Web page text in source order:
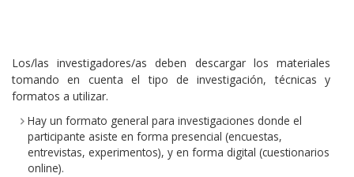
Los/las investigadores/as deben descargar los materiales
tomando en cuenta el tipo de investigación, técnicas y
formatos a utilizar.
Hay un formato general para investigaciones donde el
participante asiste en forma presencial (encuestas,
entrevistas, experimentos), y en forma digital (cuestionarios
online).